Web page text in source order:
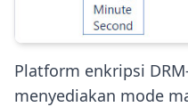
Platform enkripsi
menyediakan mode